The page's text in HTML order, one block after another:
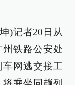
)记者20日从
铁路公安处
网逃交接工
乘坐同趟列